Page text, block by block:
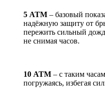
5 АТМ – базовый
надёжную защиту от
пережить сильный
не снимая часов.
10 АТМ – с таким
погружаясь, избегая